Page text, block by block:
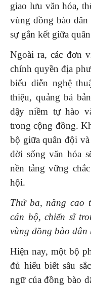
giao lưu văn hóa,
vùng đồng bào dân
sự gắn kết giữa
Ngoài ra, các đơn
chính quyền địa
biểu diễn nghệ
thiệu, quảng bá
dậy niềm tự hào
trong cộng đồng.
bộ giữa quân đội
đời sống văn hóa
nền tảng vững
hội.
Thứ ba, nâng cao
cán bộ, chiến sĩ
vùng đồng bào dân
Hiện nay, một bộ
đủ hiểu biết sâu
ngữ của đồng bào